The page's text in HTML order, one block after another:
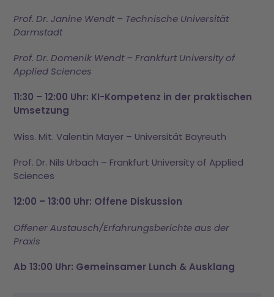
Prof. Dr. Janine Wendt – Technische Universität
Darmstadt
Prof. Dr. Domenik Wendt – Frankfurt University of
Applied Sciences
11:30 – 12:00 Uhr: KI-Kompetenz in der praktischen
Umsetzung
Wiss. Mit. Valentin Mayer – Universität Bayreuth
Prof. Dr. Nils Urbach – Frankfurt University of Applied
Sciences
12:00 – 13:00 Uhr: Offene Diskussion
Offener Austausch/Erfahrungsberichte aus der
Praxis
Ab 13:00 Uhr: Gemeinsamer Lunch & Ausklang